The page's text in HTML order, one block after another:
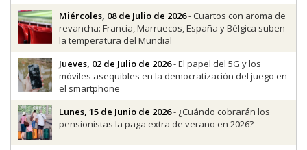
Miércoles, 08 de Julio de 2026- Cuartos con aroma de
revancha: Francia, Marruecos, España y Bélgica suben
la temperatura del Mundial
Jueves, 02 de Julio de 2026- El papel del 5G y los
móviles asequibles en la democratización del juego en
el smartphone
Lunes, 15 de Junio de 2026- ¿Cuándo cobrarán los
pensionistas la paga extra de verano en 2026?